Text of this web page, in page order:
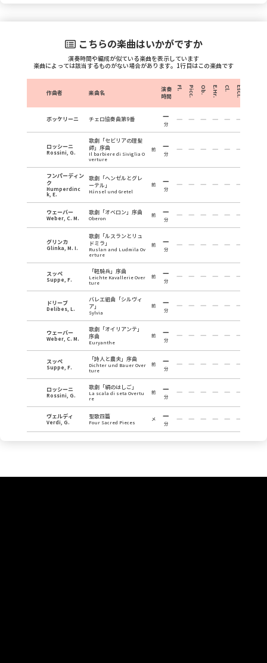
こちらの楽曲はいかがですか
演奏時間や編成が似ている楽曲を表示しています
楽曲によっては該当するものがない場合があります。1行目はこの楽曲です
作曲者 楽曲名
演奏
時間
Fl. Picc. Ob. E.Hr. Cl. EsCl.
ボッケリーニ チェロ協奏曲第9番
分
ロッシーニ
Rossini, G.
歌劇「セビリアの理髪
師」序曲
Il barbiere di Siviglia O
verture
前
分
フンパーディン
ク
Humperdinc
k, E.
歌劇「ヘンゼルとグレ
ーテル」
Hänsel und Gretel
前
分
ウェーバー
Weber, C. M.
歌劇「オベロン」序曲
Oberon
前
分
グリンカ
Glinka, M. I.
歌劇「ルスランとリュ
ドミラ」
Ruslan and Ludmila Ov
erture
前
分
スッペ
Suppe, F.
「軽騎兵」序曲
Leichte Kavallerie Over
ture
前
分
ドリーブ
Delibes, L.
バレエ組曲「シルヴィ
ア」
Sylvia
前
分
ウェーバー
Weber, C. M.
歌劇「オイリアンテ」
序曲
Euryanthe
前
分
スッペ
Suppe, F.
「詩人と農夫」序曲
Dichter und Bauer Over
ture
前
分
ロッシーニ
Rossini, G.
歌劇「絹のはしご」
La scala di seta Overtu
re
前
分
ヴェルディ
Verdi, G.
聖歌四篇
Four Sacred Pieces
メ
分